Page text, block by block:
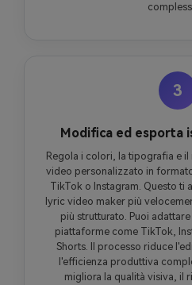
3
Modifica ed esporta
Regola i colori, la tipografia e
video personalizzato in
TikTok o Instagram. Questo ti
lyric video maker più
più strutturato. Puoi
piattaforme come TikTok,
Shorts. Il processo riduce
l'efficienza produttiva
migliora la qualità visiva, il